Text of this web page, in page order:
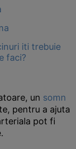
iti trebuie
faci?
un somn
pentru a ajuta
pot fi